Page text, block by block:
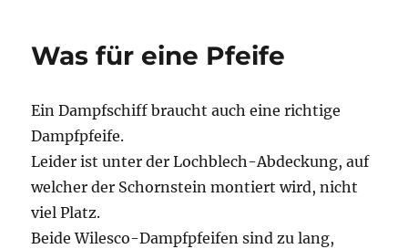
Was für eine Pfeife
Ein Dampfschiff braucht auch eine richtige
Dampfpfeife.
Leider ist unter der Lochblech-Abdeckung, auf
welcher der Schornstein montiert wird, nicht
viel Platz.
Beide Wilesco-Dampfpfeifen sind zu lang,